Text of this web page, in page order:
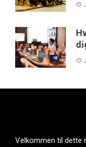
Velkommen til dette